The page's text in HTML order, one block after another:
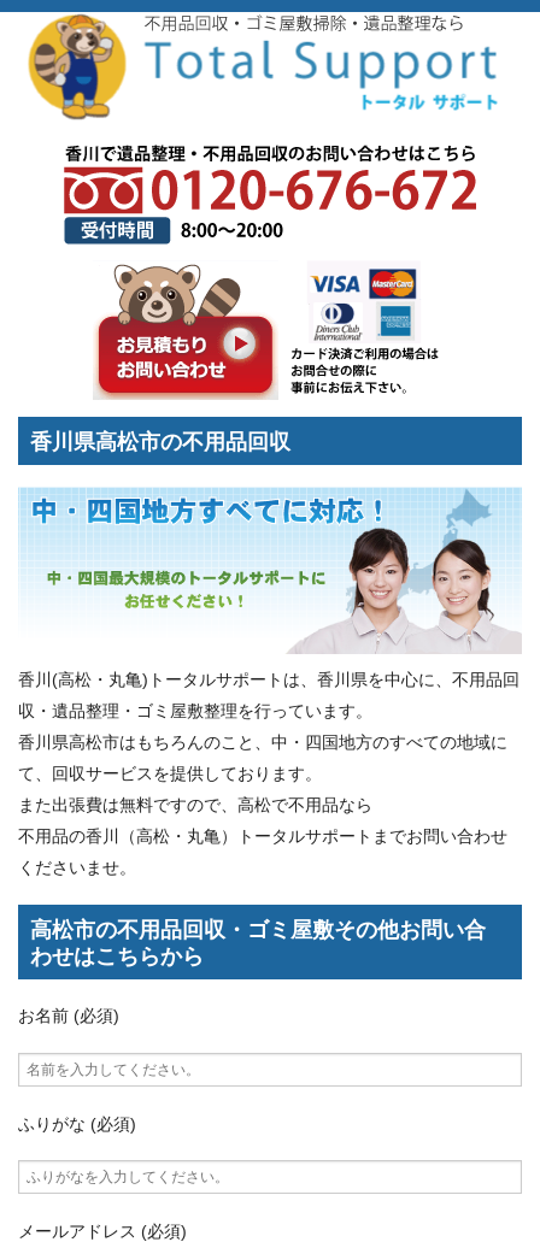
トップページ >香川県不用品回収対応エリア>
香川県高松市の不用品回収
香川(高松・丸亀)トータルサポートは、香川県を中心に、不用品回
収・遺品整理・ゴミ屋敷整理を行っています。
香川県高松市はもちろんのこと、中・四国地方のすべての地域に
て、回収サービスを提供しております。
また出張費は無料ですので、高松で不用品なら
不用品の香川（高松・丸亀）トータルサポートまでお問い合わせ
くださいませ。
高松市の不用品回収・ゴミ屋敷その他お問い合
わせはこちらから
お名前 (必須)
ふりがな (必須)
メールアドレス (必須)